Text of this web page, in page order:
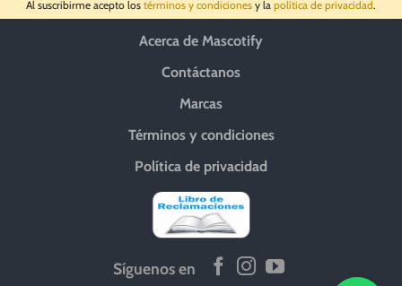
Al suscribirme acepto los términos y condiciones y la política de privacidad.
Acerca de Mascotify
Contáctanos
Marcas
Términos y condiciones
Política de privacidad
Síguenos en